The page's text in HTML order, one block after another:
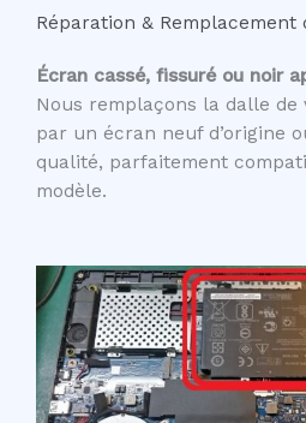
Réparation & Remplacement
Écran cassé, fissuré ou noir
Nous remplaçons la dalle
par un écran neuf d’origine
qualité, parfaitement
modèle.